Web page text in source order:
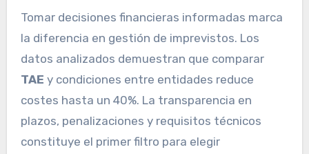
Tomar decisiones financieras informadas marca
la diferencia en gestión de imprevistos. Los
datos analizados demuestran que comparar
TAE y condiciones entre entidades reduce
costes hasta un 40%. La transparencia en
plazos, penalizaciones y requisitos técnicos
constituye el primer filtro para elegir